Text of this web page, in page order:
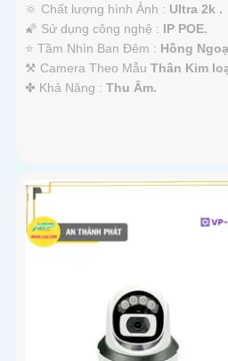
🔆 Chất lượng hình Ảnh : Ultra 2k .
🌠 Sử dụng công nghệ : IP POE.
⭐ Tầm Nhìn Ban Đêm : Hồng
⚒ Camera Theo Mẫu Thân Kim
️✤ Khả Năng : Thu Âm.